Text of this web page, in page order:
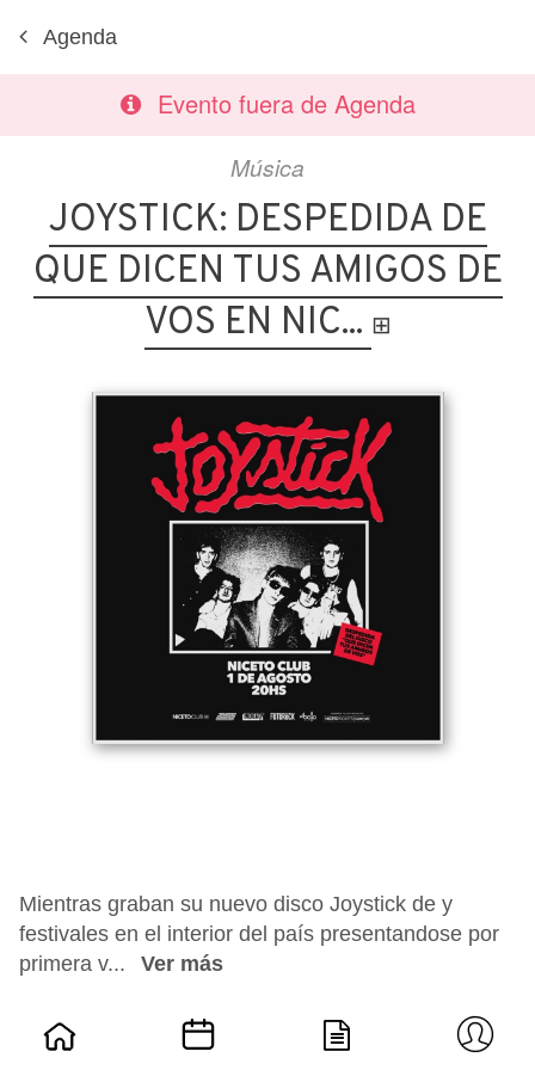
Agenda
Evento fuera de Agenda
Música
JOYSTICK: DESPEDIDA DE
QUE DICEN TUS AMIGOS DE
VOS EN NIC... ⊞
Mientras graban su nuevo disco Joystick de y
festivales en el interior del país presentandose por
primera v...
Ver más